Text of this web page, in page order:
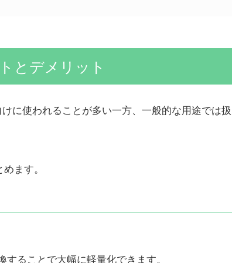
とデメリット
に使われることが多い一方、一般的な用途では
ます。
することで大幅に軽量化できます。